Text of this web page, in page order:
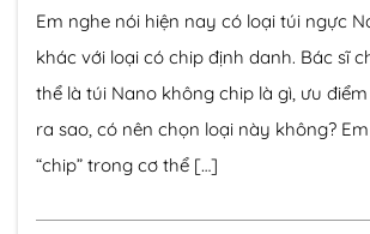
Em nghe nói hiện nay có loại túi ngực
khác với loại có chip định danh. Bác sĩ
thể là túi Nano không chip là gì, ưu
ra sao, có nên chọn loại này không?
“chip” trong cơ thể […]